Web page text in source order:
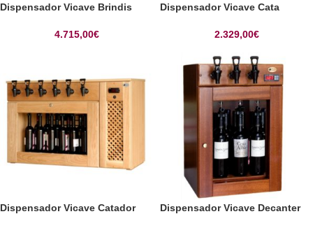
Dispensador Vicave Brindis
4.715,00€
Dispensador Vicave Cata
2.329,00€
Dispensador Vicave Catador Dispensador Vicave Decanter